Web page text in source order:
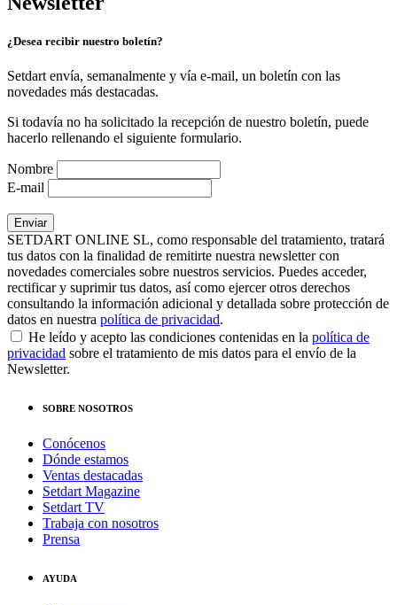
¿Desea recibir nuestro boletín?
Setdart envía, semanalmente y vía e-mail, un boletín con las
novedades más destacadas.
Si todavía no ha solicitado la recepción de nuestro boletín, puede
hacerlo rellenando el siguiente formulario.
Nombre
E-mail
SETDART ONLINE SL, como responsable del tratamiento, tratará
tus datos con la finalidad de remitirte nuestra newsletter con
novedades comerciales sobre nuestros servicios. Puedes acceder,
rectificar y suprimir tus datos, así como ejercer otros derechos
consultando la información adicional y detallada sobre protección de
datos en nuestra política de privacidad.
He leído y acepto las condiciones contenidas en la política de
privacidad sobre el tratamiento de mis datos para el envío de la
Newsletter.
SOBRE NOSOTROS
Conócenos
Dónde estamos
Ventas destacadas
Setdart Magazine
Setdart TV
Trabaja con nosotros
Prensa
AYUDA